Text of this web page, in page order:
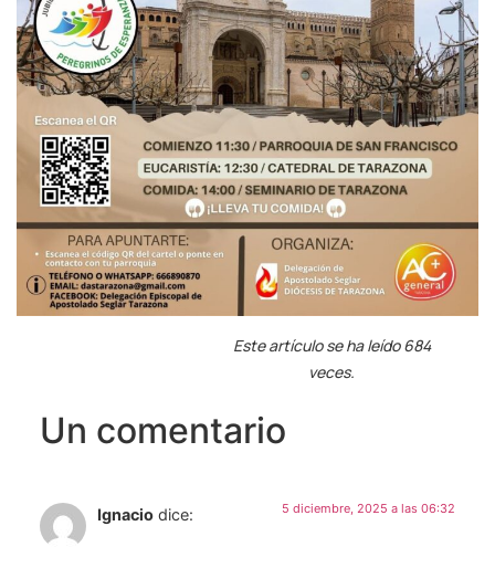
Este artículo se ha leído 684
veces.
Un comentario
Ignacio dice: 5 diciembre, 2025 a las 06:32